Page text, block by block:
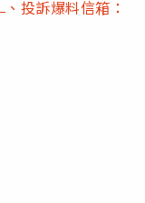
、投訴爆料信箱：